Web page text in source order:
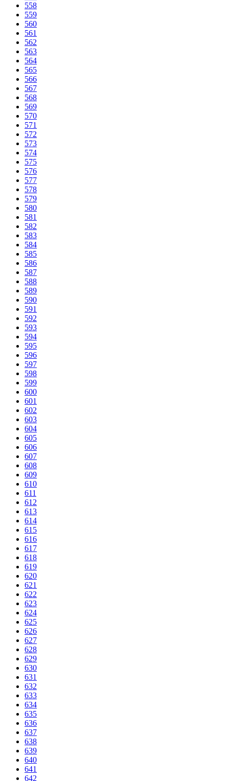
558
559
560
561
562
563
564
565
566
567
568
569
570
571
572
573
574
575
576
577
578
579
580
581
582
583
584
585
586
587
588
589
590
591
592
593
594
595
596
597
598
599
600
601
602
603
604
605
606
607
608
609
610
611
612
613
614
615
616
617
618
619
620
621
622
623
624
625
626
627
628
629
630
631
632
633
634
635
636
637
638
639
640
641
642